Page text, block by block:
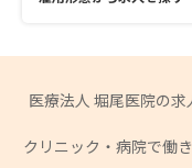
医療法人 堀尾医院の
クリニック・病院で働